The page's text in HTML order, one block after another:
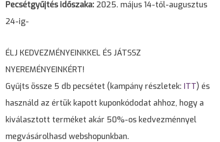
Pecsétgyűjtés időszaka: 2025. május 14-től-augusztus
24-ig-
ÉLJ KEDVEZMÉNYEINKKEL ÉS JÁTSSZ
NYEREMÉNYEINKÉRT!
Gyűjts össze 5 db pecsétet (kampány részletek: ITT) és
használd az értük kapott kuponkódodat ahhoz, hogy a
kiválasztott terméket akár 50%-os kedvezménnyel
megvásárolhasd webshopunkban.